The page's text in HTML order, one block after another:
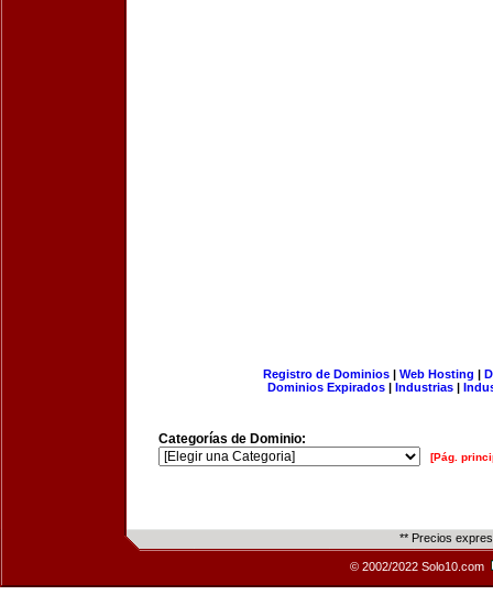
Registro de Dominios| Web Hosting |
Dominios Expirados | Industrias |
Categorías de Dominio:
[Pág.
** Precios
© 2002/2022 Solo10.com